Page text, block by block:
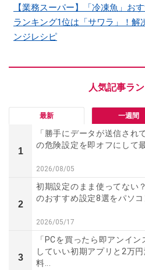
【業務スーパー】「冷凍魚」お
ランキング1位は「サワラ」！解
ンジレシピ
最新 一週間
1
「勝手にデータが送信され
の危険設定を即オフにして
2026/08/05
2
初期設定のまま使ってない
のおすすめ設定8選をパソ
2026/05/17
3
「PCを買ったら即アンイ
していい初期アプリと2万
料...